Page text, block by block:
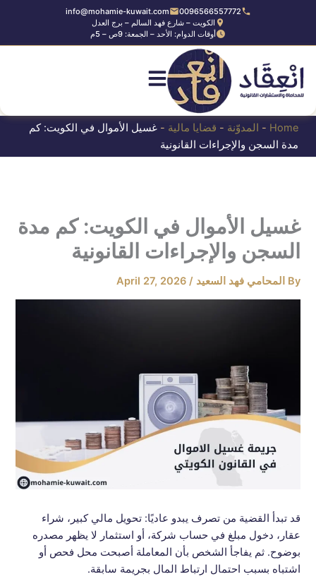
0096566557772
info@mohamie-kuwait.com
الكويت – شارع فهد السالم – برج العدل
أوقات الدوام: الأحد – الجمعة: 9ص – 5م
Home
- المدوّنة - قضايا مالية - غسيل الأموال في الكويت: كم
مدة السجن والإجراءات القانونية
غسيل الأموال في الكويت: كم مدة
السجن والإجراءات القانونية
By المحامي فهد السعيد /
April 27, 2026
قد تبدأ القضية من تصرف يبدو عاديًا: تحويل مالي كبير، شراء
عقار، دخول مبلغ في حساب شركة، أو استثمار لا يظهر مصدره
بوضوح. ثم يفاجأ الشخص بأن المعاملة أصبحت محل فحص أو
اشتباه بسبب احتمال ارتباط المال بجريمة سابقة.